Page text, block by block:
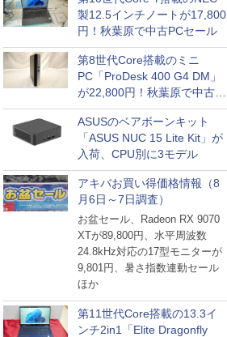
製12.5インチノートが17,800
円！秋葉原で中古PCセール
第8世代Core搭載のミニ
PC「ProDesk 400 G4 DM」
が22,800円！秋葉原で中古
PCセール
ASUSのベアボーンキット
「ASUS NUC 15 Lite Kit」が
入荷、CPU別に3モデル
アキバお買い得価格情報（8
月6日～7日調査）
お盆セール、Radeon RX 9070
XTが89,800円、水平周波数
24.8kHz対応の17型モニターが
9,801円、暑さ指数連動セール
ほか
第11世代Core搭載の13.3イ
ンチ2in1「Elite Dragonfly